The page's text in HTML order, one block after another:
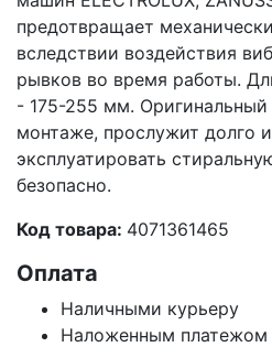
предотвращает
вследствии воздействия
рывков во время работы.
- 175-255 мм.
монтаже, прослужит долго
эксплуатировать
безопасно.
Код товара: 4071361465
Оплата
Наличными курьеру
Наложенным платежом